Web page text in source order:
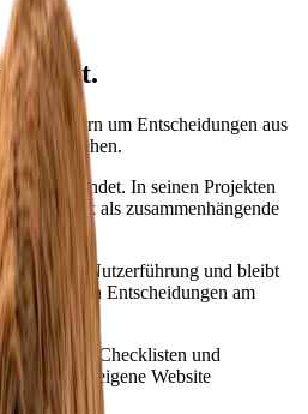
sondern um Entscheidungen aus
zu machen.
gegründet. In seinen Projekten
Technik als zusammenhängende
plant die Nutzerführung und bleibt
lassen sich Entscheidungen am
fest. Checklisten und
die eigene Website